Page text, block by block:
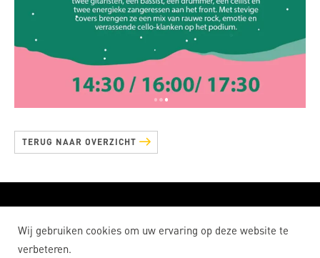
TERUG NAAR OVERZICHT
Privacy Statement
Wij gebruiken cookies om uw ervaring op deze website te
verbeteren.